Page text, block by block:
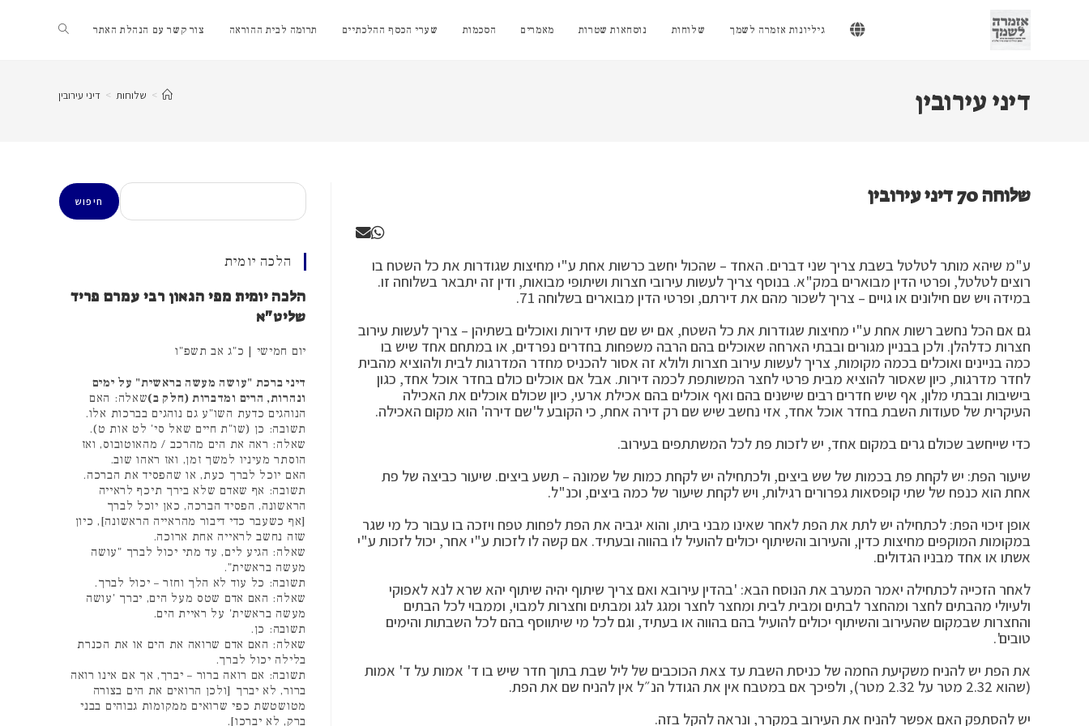
גיליונות אזמרה לשמך שלוחות נוסחאות שטרות מאמרים הסכמות שערי הכסף ההלכתיים תרומה לבית ההוראה צור קשר עם הנהלת האתר Toggle
website דיני עירובין > שלוחות > דיני עירובין
שלוחה 70 דיני עירובין
ע"מ שיהא מותר לטלטל בשבת צריך שני דברים. האחד – שהכול יחשב כרשות אחת ע"י מחיצות שגודרות את כל השטח בו
רוצים לטלטל, ופרטי הדין מבוארים במק"א. בנוסף צריך לעשות עירובי חצרות ושיתופי מבואות, ודין זה יתבאר בשלוחה זו.
במידה ויש שם חילונים או גויים – צריך לשכור מהם את דירתם, ופרטי הדין מבוארים בשלוחה 71.
גם אם הכל נחשב רשות אחת ע"י מחיצות שגודרות את כל השטח, אם יש שם שתי דירות ואוכלים בשתיהן – צריך לעשות עירוב
חצרות כדלהלן. ולכן בבניין מגורים ובבתי הארחה שאוכלים בהם הרבה משפחות בחדרים נפרדים, או במתחם אחד שיש בו
כמה בניינים ואוכלים בכמה מקומות, צריך לעשות עירוב חצרות ולולא זה אסור להכניס מחדר המדרגות לבית ולהוציא מהבית
לחדר מדרגות, כיון שאסור להוציא מבית פרטי לחצר המשותפת לכמה דירות. אבל אם אוכלים כולם בחדר אוכל אחד, כגון
בישיבות ובבתי מלון, אף שיש חדרים רבים שישנים בהם ואף אוכלים בהם אכילת ארעי, כיון שכולם אוכלים את האכילה
העיקרית של סעודות השבת בחדר אוכל אחד, אזי נחשב שיש שם רק דירה אחת, כי הקובע ל'שם דירה' הוא מקום האכילה.
כדי שייחשב שכולם גרים במקום אחד, יש לזכות פת לכל המשתתפים בעירוב.
שיעור הפת: יש לקחת פת בכמות של שש ביצים, ולכתחילה יש לקחת כמות של שמונה – תשע ביצים. שיעור כביצה של פת
אחת הוא כנפח של שתי קופסאות גפרורים רגילות, ויש לקחת שיעור של כמה ביצים, וכנ"ל.
אופן זיכוי הפת: לכתחילה יש לתת את הפת לאחר שאינו מבני ביתו, והוא יגביה את הפת לפחות טפח ויזכה בו עבור כל מי שגר
במקומות המוקפים מחיצות כדין, והעירוב והשיתוף יכולים להועיל לו בהווה ובעתיד. אם קשה לו לזכות ע"י אחר, יכול לזכות ע"י
אשתו או אחד מבניו הגדולים.
לאחר הזכייה לכתחילה יאמר המערב את הנוסח הבא: 'בהדין עירובא ואם צריך שיתוף יהיה שיתוף יהא שרא לנא לאפוקי
ולעיולי מהבתים לחצר ומהחצר לבתים ומבית לבית ומחצר לחצר ומגג לגג ומבתים וחצרות למבוי, וממבוי לכל הבתים
והחצרות שבמקום שהעירוב והשיתוף יכולים להועיל בהם בהווה או בעתיד, וגם לכל מי שיתווסף בהם לכל השבתות והימים
טובים'.
את הפת יש להניח משקיעת החמה של כניסת השבת עד צאת הכוכבים של ליל שבת בתוך חדר שיש בו ד' אמות על ד' אמות
(שהוא 2.32 מטר על 2.32 מטר), ולפיכך אם במטבח אין את הגודל הנ״ל אין להניח שם את הפת.
יש להסתפק האם אפשר להניח את העירוב במקרר, ונראה להקל בזה.
חיפוש
חיפוש
הלכה יומית
הלכה יומית מפי הגאון רבי עמרם פריד
שליט"א
יום חמישי | כ"ג אב תשפ"ו
דיני ברכת "עושה מעשה בראשית" על ימים
ונהרות, הרים ומדברות (חלק ב)שאלה: האם
הנוהגים כדעת השו"ע גם נוהגים בברכות אלו.
תשובה: כן (שו"ת חיים שאל סי' לט אות ט).
שאלה: ראה את הים מהרכב / מהאוטובוס, ואז
הוסתר מעיניו למשך זמן, ואז ראהו שוב.
האם יוכל לברך כעת, או שהפסיד את הברכה.
תשובה: אף שאדם שלא בירך תיכף לראייה
הראשונה, הפסיד הברכה, כאן יוכל לברך
[אף כשעבר כדי דיבור מהראייה הראשונה], כיון
שזה נחשב לראייה אחת ארוכה.
שאלה: הגיע לים, עד מתי יכול לברך "עושה
מעשה בראשית".
תשובה: כל עוד לא הלך וחזר – יכול לברך.
שאלה: האם אדם שטס מעל הים, יברך 'עושה
מעשה בראשית' על ראיית הים.
תשובה: כן.
שאלה: האם אדם שרואה את הים או את הכנרת
בלילה יכול לברך.
תשובה: אם רואה ברור – יברך, אך אם אינו רואה
ברור, לא יברך [ולכן הרואים את הים בצורה
מטושטשת כפי שרואים ממקומות גבוהים בבני
ברק, לא יברכו].